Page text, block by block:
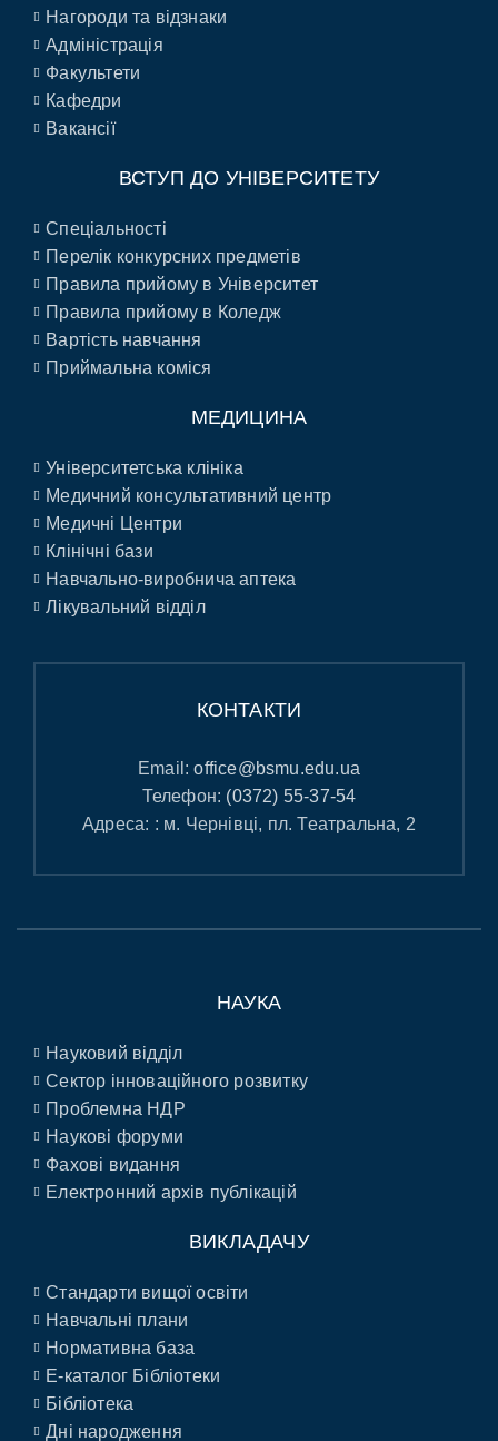
Нагороди та відзнаки
Адміністрація
Факультети
Кафедри
Вакансії
ВСТУП ДО УНІВЕРСИТЕТУ
Спеціальності
Перелік конкурсних предметів
Правила прийому в Університет
Правила прийому в Коледж
Вартість навчання
Приймальна коміся
МЕДИЦИНА
Університетська клініка
Медичний консультативний центр
Медичні Центри
Клінічні бази
Навчально-виробнича аптека
Лікувальний відділ
КОНТАКТИ
Email:office@bsmu.edu.ua
Телефон: (0372) 55-37-54
Адреса: : м. Чернівці, пл. Театральна, 2
НАУКА
Науковий відділ
Сектор інноваційного розвитку
Проблемна НДР
Наукові форуми
Фахові видання
Електронний архів публікацій
ВИКЛАДАЧУ
Стандарти вищої освіти
Навчальні плани
Нормативна база
E-каталог Бібліотеки
Бібліотека
Дні народження